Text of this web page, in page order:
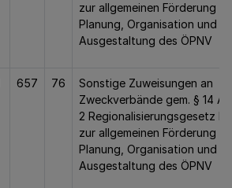
zur allgemeinen Förderung
Planung, Organisation und
Ausgestaltung des ÖPNV
657 76
Sonstige Zuweisungen an
Zweckverbände gem. § 14
2 Regionalisierungsgesetz
zur allgemeinen Förderung
Planung, Organisation und
Ausgestaltung des ÖPNV